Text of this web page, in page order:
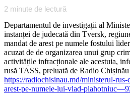
2 minute de lectură
Departamentul de investigații al
instanței de judecată din Tversk,
mandat de arest pe numele fostului
acuzat de de organizarea unui grup
activitățile infracționale ale acestuia,
rusă TASS, preluată de Radio
https://radiochisinau.md/ministerul-rus-
arest-pe-numele-lui-vlad-